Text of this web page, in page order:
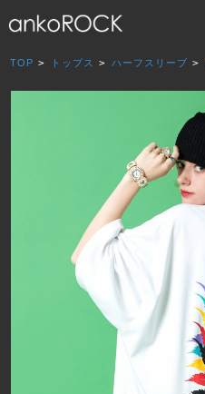
TOP > トップス > ハーフスリーブ >